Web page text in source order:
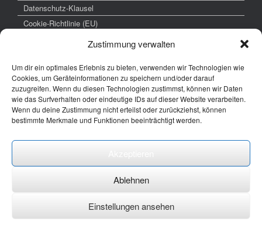
Zustimmung verwalten
Um dir ein optimales Erlebnis zu bieten, verwenden wir Technologien wie
Cookies, um Geräteinformationen zu speichern und/oder darauf
zuzugreifen. Wenn du diesen Technologien zustimmst, können wir Daten
wie das Surfverhalten oder eindeutige IDs auf dieser Website verarbeiten.
Wenn du deine Zustimmung nicht erteilst oder zurückziehst, können
bestimmte Merkmale und Funktionen beeinträchtigt werden.
Ablehnen
Einstellungen ansehen
Datenschutz-Klausel
Cookie-Richtlinie (EU)
weitere interessante Links
www.hochzeitsfoto-tk.de
www.fotografie-kraemer.de
E-Mail: thomas ( @) thomas-kraemer-fotografie.de
Ein Theme vonSiteOrigin